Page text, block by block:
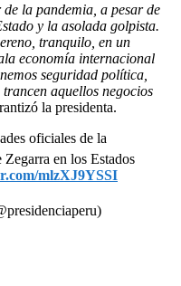
la pandemia, a pesar de
y la asolada golpista.
tranquilo, en un
economía internacional
seguridad política,
aquellos negocios
la presidenta.
oficiales de la
en los Estados
mlzXJ9YSSI